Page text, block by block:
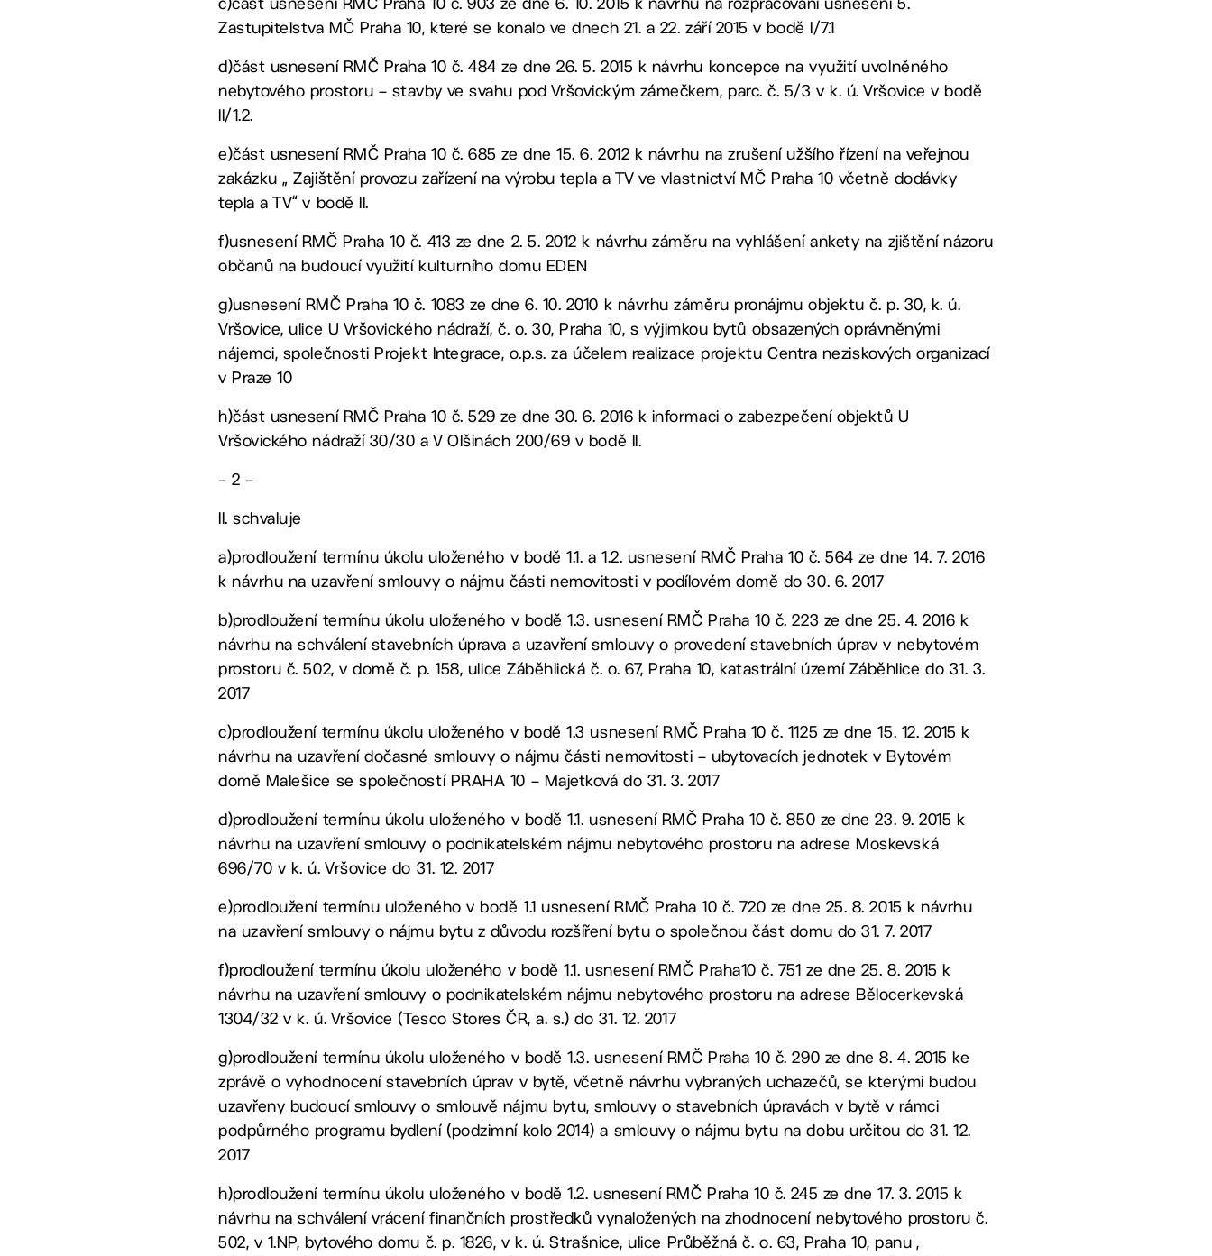
Zastupitelstva MČ Praha 10, které se konalo ve dnech 21. a 22. září 2015 v bodě I/7.1
d)část usnesení RMČ Praha 10 č. 484 ze dne 26. 5. 2015 k návrhu koncepce na využití uvolněného
nebytového prostoru – stavby ve svahu pod Vršovickým zámečkem, parc. č. 5/3 v k. ú. Vršovice v bodě
II/1.2.
e)část usnesení RMČ Praha 10 č. 685 ze dne 15. 6. 2012 k návrhu na zrušení užšího řízení na veřejnou
zakázku „ Zajištění provozu zařízení na výrobu tepla a TV ve vlastnictví MČ Praha 10 včetně dodávky
tepla a TV“ v bodě II.
f)usnesení RMČ Praha 10 č. 413 ze dne 2. 5. 2012 k návrhu záměru na vyhlášení ankety na zjištění názoru
občanů na budoucí využití kulturního domu EDEN
g)usnesení RMČ Praha 10 č. 1083 ze dne 6. 10. 2010 k návrhu záměru pronájmu objektu č. p. 30, k. ú.
Vršovice, ulice U Vršovického nádraží, č. o. 30, Praha 10, s výjimkou bytů obsazených oprávněnými
nájemci, společnosti Projekt Integrace, o.p.s. za účelem realizace projektu Centra neziskových organizací
v Praze 10
h)část usnesení RMČ Praha 10 č. 529 ze dne 30. 6. 2016 k informaci o zabezpečení objektů U
Vršovického nádraží 30/30 a V Olšinách 200/69 v bodě II.
– 2 –
II. schvaluje
a)prodloužení termínu úkolu uloženého v bodě 1.1. a 1.2. usnesení RMČ Praha 10 č. 564 ze dne 14. 7. 2016
k návrhu na uzavření smlouvy o nájmu části nemovitosti v podílovém domě do 30. 6. 2017
b)prodloužení termínu úkolu uloženého v bodě 1.3. usnesení RMČ Praha 10 č. 223 ze dne 25. 4. 2016 k
návrhu na schválení stavebních úprava a uzavření smlouvy o provedení stavebních úprav v nebytovém
prostoru č. 502, v domě č. p. 158, ulice Záběhlická č. o. 67, Praha 10, katastrální území Záběhlice do 31. 3.
2017
c)prodloužení termínu úkolu uloženého v bodě 1.3 usnesení RMČ Praha 10 č. 1125 ze dne 15. 12. 2015 k
návrhu na uzavření dočasné smlouvy o nájmu části nemovitosti – ubytovacích jednotek v Bytovém
domě Malešice se společností PRAHA 10 – Majetková do 31. 3. 2017
d)prodloužení termínu úkolu uloženého v bodě 1.1. usnesení RMČ Praha 10 č. 850 ze dne 23. 9. 2015 k
návrhu na uzavření smlouvy o podnikatelském nájmu nebytového prostoru na adrese Moskevská
696/70 v k. ú. Vršovice do 31. 12. 2017
e)prodloužení termínu uloženého v bodě 1.1 usnesení RMČ Praha 10 č. 720 ze dne 25. 8. 2015 k návrhu
na uzavření smlouvy o nájmu bytu z důvodu rozšíření bytu o společnou část domu do 31. 7. 2017
f)prodloužení termínu úkolu uloženého v bodě 1.1. usnesení RMČ Praha10 č. 751 ze dne 25. 8. 2015 k
návrhu na uzavření smlouvy o podnikatelském nájmu nebytového prostoru na adrese Bělocerkevská
1304/32 v k. ú. Vršovice (Tesco Stores ČR, a. s.) do 31. 12. 2017
g)prodloužení termínu úkolu uloženého v bodě 1.3. usnesení RMČ Praha 10 č. 290 ze dne 8. 4. 2015 ke
zprávě o vyhodnocení stavebních úprav v bytě, včetně návrhu vybraných uchazečů, se kterými budou
uzavřeny budoucí smlouvy o smlouvě nájmu bytu, smlouvy o stavebních úpravách v bytě v rámci
podpůrného programu bydlení (podzimní kolo 2014) a smlouvy o nájmu bytu na dobu určitou do 31. 12.
2017
h)prodloužení termínu úkolu uloženého v bodě 1.2. usnesení RMČ Praha 10 č. 245 ze dne 17. 3. 2015 k
návrhu na schválení vrácení finančních prostředků vynaložených na zhodnocení nebytového prostoru č.
502, v 1.NP, bytového domu č. p. 1826, v k. ú. Strašnice, ulice Průběžná č. o. 63, Praha 10, panu ,